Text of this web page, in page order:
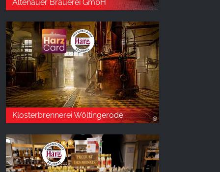
Altenauer Brauerei GmbH
Klosterbrennerei Wöltingerode